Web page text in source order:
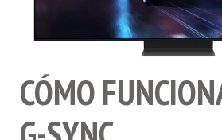
CÓMO
G-SYNC